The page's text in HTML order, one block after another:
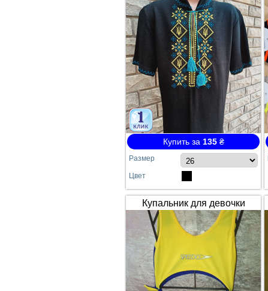
коротким рукавом "Гербы"
Купить за 135₴
Размер
Цвет
Купальник для девочки
SPEEDO жёлто-синий
сдельный №64